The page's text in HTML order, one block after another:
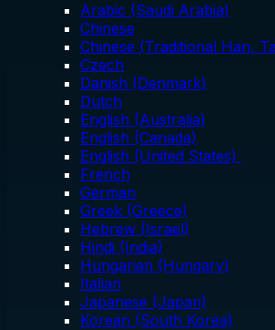
Arabic (Saudi Arabia)
Chinese
Chinese (Traditional Han,
Czech
Danish (Denmark)
Dutch
English (Australia)
English (Canada)
English (United States)
French
German
Greek (Greece)
Hebrew (Israel)
Hindi (India)
Hungarian (Hungary)
Italian
Japanese (Japan)
Korean (South Korea)